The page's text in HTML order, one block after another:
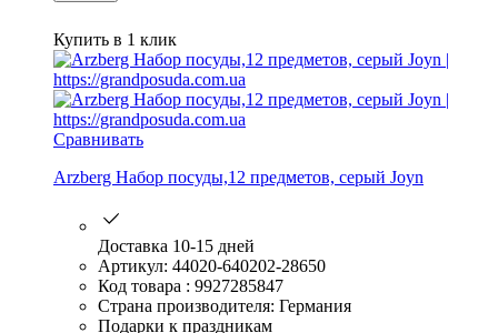
Купить в 1 клик
Сравнивать
Arzberg Набор посуды,12 предметов, серый Joyn
Доставка 10-15 дней
Артикул: 44020-640202-28650
Код товара : 9927285847
Страна производителя: Германия
Подарки к праздникам